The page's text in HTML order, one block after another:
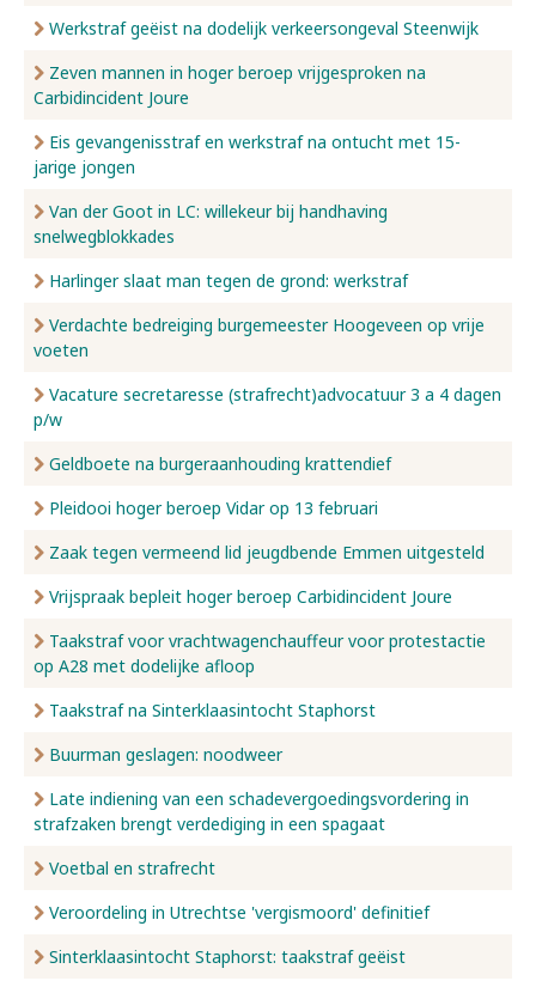
Werkstraf geëist na dodelijk verkeersongeval Steenwijk
Zeven mannen in hoger beroep vrijgesproken na
Carbidincident Joure
Eis gevangenisstraf en werkstraf na ontucht met 15-
jarige jongen
Van der Goot in LC: willekeur bij handhaving
snelwegblokkades
Harlinger slaat man tegen de grond: werkstraf
Verdachte bedreiging burgemeester Hoogeveen op vrije
voeten
Vacature secretaresse (strafrecht)advocatuur 3 a 4 dagen
p/w
Geldboete na burgeraanhouding krattendief
Pleidooi hoger beroep Vidar op 13 februari
Zaak tegen vermeend lid jeugdbende Emmen uitgesteld
Vrijspraak bepleit hoger beroep Carbidincident Joure
Taakstraf voor vrachtwagenchauffeur voor protestactie
op A28 met dodelijke afloop
Taakstraf na Sinterklaasintocht Staphorst
Buurman geslagen: noodweer
Late indiening van een schadevergoedingsvordering in
strafzaken brengt verdediging in een spagaat
Voetbal en strafrecht
Veroordeling in Utrechtse 'vergismoord' definitief
Sinterklaasintocht Staphorst: taakstraf geëist